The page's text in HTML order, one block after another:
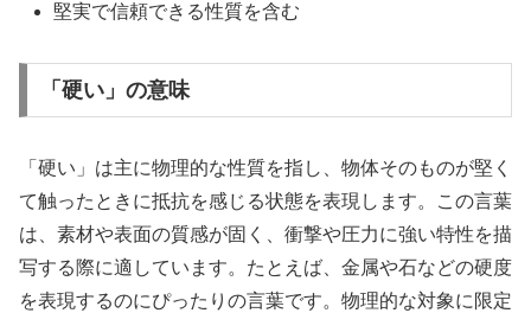
堅実で信頼できる性質を含む
「硬い」の意味
「硬い」は主に物理的な性質を指し、物体そのものが堅く
て触ったときに抵抗を感じる状態を表現します。この言葉
は、素材や表面の質感が固く、衝撃や圧力に強い特性を描
写する際に適しています。たとえば、金属や石などの硬度
を表現するのにぴったりの言葉です。物理的な対象に限定